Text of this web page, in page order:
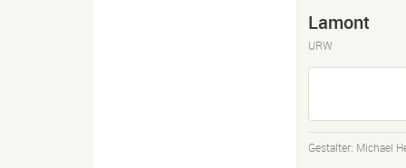
Lamont
URW
Gestalter: Michael